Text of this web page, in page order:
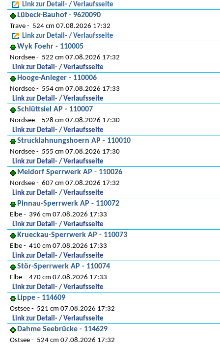
Link zur Detail- / Verlaufsseite
Lübeck-Bauhof - 9620090
Trave
524 cm 07.08.2026 17:32
Link zur Detail- / Verlaufsseite
Wyk Foehr - 110005
Nordsee
522 cm 07.08.2026 17:32
Link zur Detail- / Verlaufsseite
Hooge-Anleger - 110006
Nordsee
554 cm 07.08.2026 17:33
Link zur Detail- / Verlaufsseite
Schlüttsiel AP - 110007
Nordsee
528 cm 07.08.2026 17:30
Link zur Detail- / Verlaufsseite
Strucklahnungshoern AP - 110010
Nordsee
555 cm 07.08.2026 17:30
Link zur Detail- / Verlaufsseite
Meldorf Sperrwerk AP - 110026
Nordsee
607 cm 07.08.2026 17:32
Link zur Detail- / Verlaufsseite
Pinnau-Sperrwerk AP - 110072
Elbe
396 cm 07.08.2026 17:33
Link zur Detail- / Verlaufsseite
Krueckau-Sperrwerk AP - 110073
Elbe
410 cm 07.08.2026 17:33
Link zur Detail- / Verlaufsseite
Stör-Sperrwerk AP - 110074
Elbe
470 cm 07.08.2026 17:33
Link zur Detail- / Verlaufsseite
Lippe - 114609
Ostsee
521 cm 07.08.2026 17:32
Link zur Detail- / Verlaufsseite
Dahme Seebrücke - 114629
Ostsee
524 cm 07.08.2026 17:32